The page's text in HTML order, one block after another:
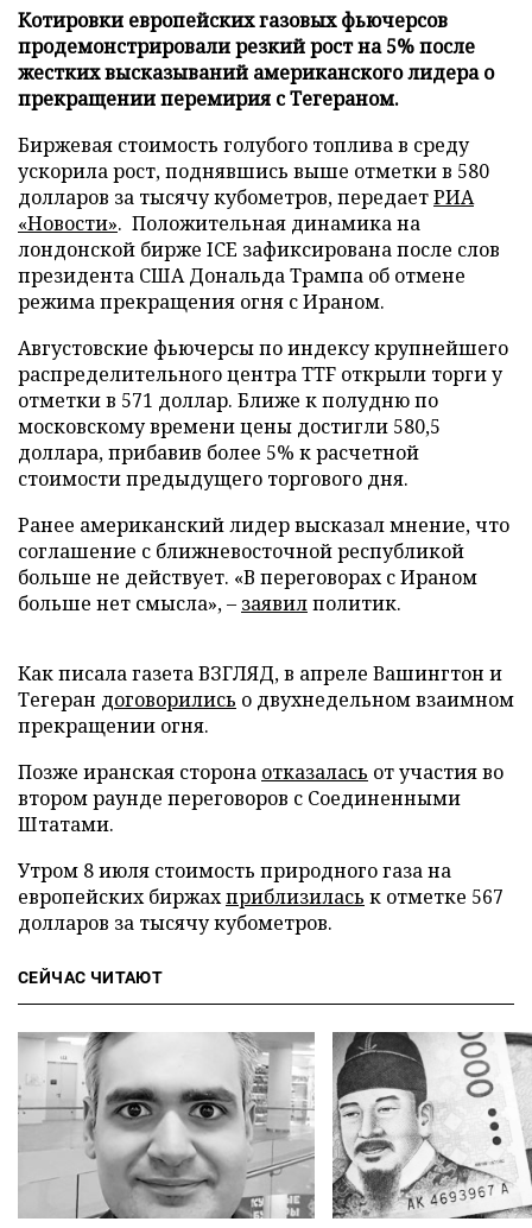
Котировки европейских газовых фьючерсов
продемонстрировали резкий рост на 5% после
жестких высказываний американского лидера о
прекращении перемирия с Тегераном.
Биржевая стоимость голубого топлива в среду
ускорила рост, поднявшись выше отметки в 580
долларов за тысячу кубометров, передаетРИА
«Новости». Положительная динамика на
лондонской бирже ICE зафиксирована после слов
президента США Дональда Трампа об отмене
режима прекращения огня с Ираном.
Августовские фьючерсы по индексу крупнейшего
распределительного центра TTF открыли торги у
отметки в 571 доллар. Ближе к полудню по
московскому времени цены достигли 580,5
доллара, прибавив более 5% к расчетной
стоимости предыдущего торгового дня.
Ранее американский лидер высказал мнение, что
соглашение с ближневосточной республикой
больше не действует. «В переговорах с Ираном
больше нет смысла», – заявилполитик.
Как писала газета ВЗГЛЯД, в апреле Вашингтон и
Тегеран договорились о двухнедельном взаимном
прекращении огня.
Позже иранская сторона отказалась от участия во
втором раунде переговоров с Соединенными
Штатами.
Утром 8 июля стоимость природного газа на
европейских биржахприблизилась к отметке 567
долларов за тысячу кубометров.
СЕЙЧАС ЧИТАЮТ